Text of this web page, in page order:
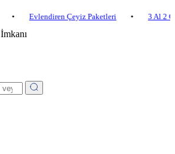
Evlendiren Çeyiz Paketleri • 3 Al 2 Öde
İmkanı